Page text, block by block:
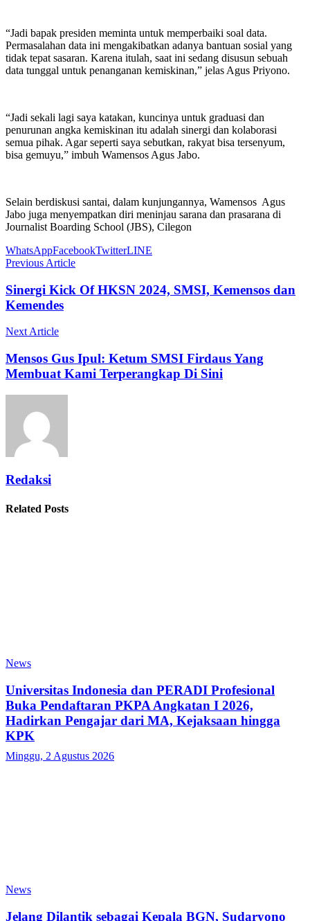
“Jadi bapak presiden meminta untuk memperbaiki soal data.
Permasalahan data ini mengakibatkan adanya bantuan sosial yang
tidak tepat sasaran. Karena itulah, saat ini sedang disusun sebuah
data tunggal untuk penanganan kemiskinan,” jelas Agus Priyono.
“Jadi sekali lagi saya katakan, kuncinya untuk graduasi dan
penurunan angka kemiskinan itu adalah sinergi dan kolaborasi
semua pihak. Agar seperti saya sebutkan, rakyat bisa tersenyum,
bisa gemuyu,” imbuh Wamensos Agus Jabo.
Selain berdiskusi santai, dalam kunjungannya, Wamensos Agus
Jabo juga menyempatkan diri meninjau sarana dan prasarana di
Journalist Boarding School (JBS), Cilegon
WhatsAppFacebookTwitterLINE
Previous Article
Sinergi Kick Of HKSN 2024, SMSI, Kemensos dan
Kemendes
Next Article
Mensos Gus Ipul: Ketum SMSI Firdaus Yang
Membuat Kami Terperangkap Di Sini
Redaksi
Related Posts
News
Universitas Indonesia dan PERADI Profesional
Buka Pendaftaran PKPA Angkatan I 2026,
Hadirkan Pengajar dari MA, Kejaksaan hingga
KPK
Minggu, 2 Agustus 2026
News
Jelang Dilantik sebagai Kepala BGN, Sudaryono